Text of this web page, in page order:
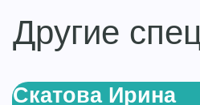
Другие
Скатова Ирина